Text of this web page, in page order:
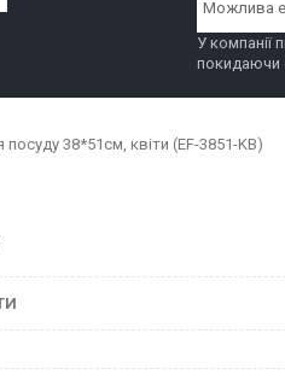
У компанії
покидаючи
38*51см, квіти (EF-3851-KB)